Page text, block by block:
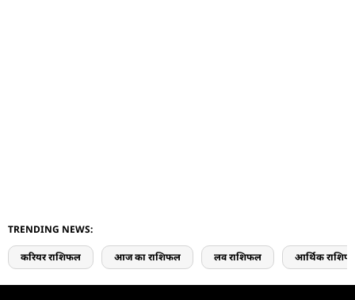
TRENDING NEWS:
करियर राशिफल आज का राशिफल लव राशिफल आर्थिक